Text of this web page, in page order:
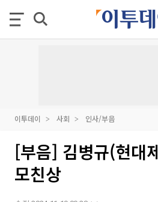
이투데이 사회 인사/부음
[부음] 김병규(현대
모친상